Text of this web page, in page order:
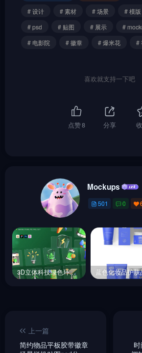
# 设计
# 素材 # 场景 # 模版
# psd
# 贴图 # 展示 #
# 电影院
# 徽章 # 爆米花 #
喜欢就支持一下吧
点赞8 分享
Mockups
501 0
3D立体科技绿色环保能源环境png图标插图设计素材模型blender
上一篇
简约物品平板胶带徽章